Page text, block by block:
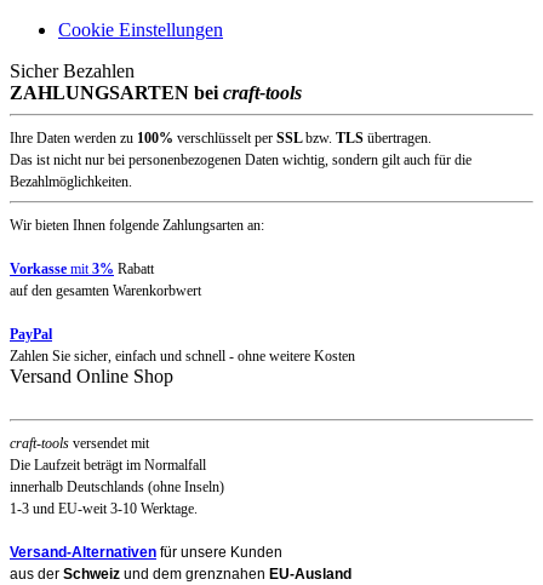
Cookie Einstellungen
Sicher Bezahlen
ZAHLUNGSARTEN bei craft-tools
Ihre Daten werden zu 100% verschlüsselt per SSLbzw. TLS übertragen.
Das ist nicht nur bei personenbezogenen Daten wichtig, sondern gilt auch für die
Bezahlmöglichkeiten.
Wir bieten Ihnen folgende Zahlungsarten an:
Vorkasse mit 3% Rabatt
auf den gesamten Warenkorbwert
PayPal
Zahlen Sie sicher, einfach und schnell - ohne weitere Kosten
Versand Online Shop
craft-tools versendet mit
Die Laufzeit beträgt im Normalfall
innerhalb Deutschlands (ohne Inseln)
1-3 und EU-weit 3-10 Werktage.
Versand-Alternativen für unsere Kunden
aus der Schweiz und dem grenznahen EU-Ausland